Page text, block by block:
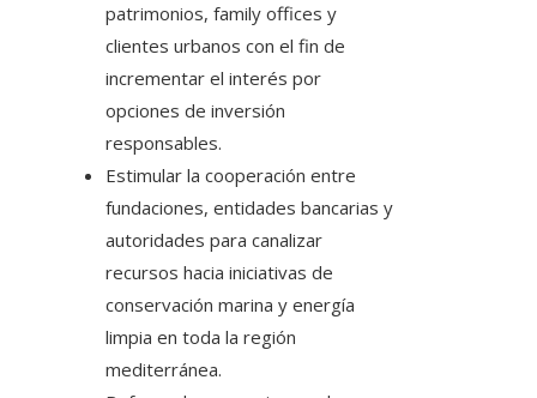
patrimonios, family offices y
clientes urbanos con el fin de
incrementar el interés por
opciones de inversión
responsables.
Estimular la cooperación entre
fundaciones, entidades bancarias y
autoridades para canalizar
recursos hacia iniciativas de
conservación marina y energía
limpia en toda la región
mediterránea.